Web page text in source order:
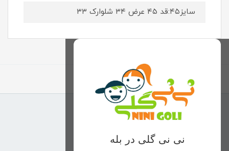
سایز۴۵:قد ۴۵ عرض ۳۴ شلوارک ۳۳
نی نی گلی در بله
برگشت به بالا
منوی وب‌سایت